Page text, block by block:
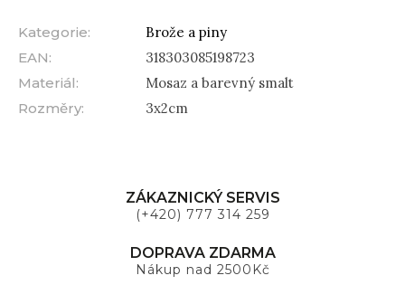
Kategorie:
Brože a piny
EAN:
318303085198723
Materiál:
Mosaz a barevný smalt
Rozměry: 3x2cm
ZÁKAZNICKÝ SERVIS
(+420) 777 314 259
DOPRAVA ZDARMA
Nákup nad 2500Kč